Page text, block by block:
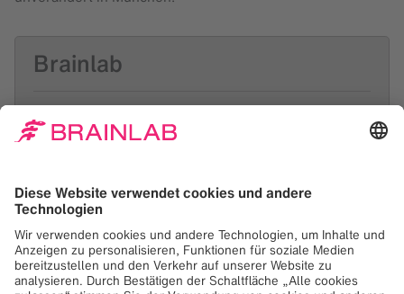
Brainlab
Brainlab digitalisiert medizinische Abläufe von der
Diagnose bis zur Therapie, um Ärzt:innen und
bildet die Grundlage für moderne Medizin in 4000
Jahren in München gegründete Unternehmen
beschäftigt ca. 2100 Mitarbeiter:innen an 23
Standorten.